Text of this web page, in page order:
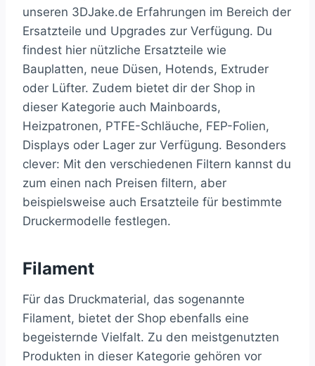
unseren 3DJake.de Erfahrungen im Bereich der
Ersatzteile und Upgrades zur Verfügung. Du
findest hier nützliche Ersatzteile wie
Bauplatten, neue Düsen, Hotends, Extruder
oder Lüfter. Zudem bietet dir der Shop in
dieser Kategorie auch Mainboards,
Heizpatronen, PTFE-Schläuche, FEP-Folien,
Displays oder Lager zur Verfügung. Besonders
clever: Mit den verschiedenen Filtern kannst du
zum einen nach Preisen filtern, aber
beispielsweise auch Ersatzteile für bestimmte
Druckermodelle festlegen.
Filament
Für das Druckmaterial, das sogenannte
Filament, bietet der Shop ebenfalls eine
begeisternde Vielfalt. Zu den meistgenutzten
Produkten in dieser Kategorie gehören vor